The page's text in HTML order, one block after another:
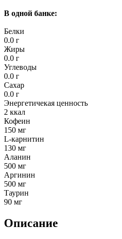
В одной банке:
Белки
0.0 г
Жиры
0.0 г
Углеводы
0.0 г
Сахар
0.0 г
Энергетичекая ценность
2 ккал
Кофеин
150 мг
L-карнитин
130 мг
Аланин
500 мг
Аргинин
500 мг
Таурин
90 мг
Описание